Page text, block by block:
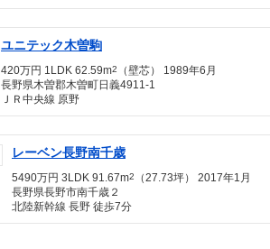
ユニテック木曽駒
420万円 1LDK 62.59m2
（壁芯） 1989年6月
長野県木曽郡木曽町日義4911-1
ＪＲ中央線 原野
レーベン長野南千歳
5490万円 3LDK 91.67m2
（27.73坪） 2017年1月
長野県長野市南千歳２
北陸新幹線 長野 徒歩7分